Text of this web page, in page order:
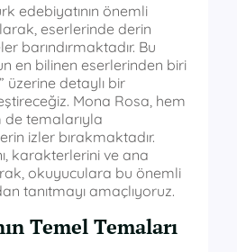
edebiyatının önemli
eserlerinde derin
barındırmaktadır. Bu
en bilinen eserlerinden biri
üzerine detaylı bir
Mona Rosa, hem
temalarıyla
izler bırakmaktadır.
karakterlerini ve ana
okuyuculara bu önemli
tanıtmayı amaçlıyoruz.
Temel Temaları